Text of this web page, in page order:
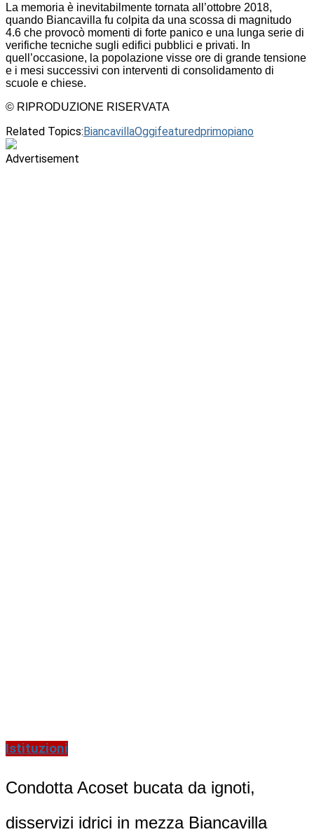
La memoria è inevitabilmente tornata all’ottobre 2018,
quando Biancavilla fu colpita da una scossa di magnitudo
4.6 che provocò momenti di forte panico e una lunga serie di
verifiche tecniche sugli edifici pubblici e privati. In
quell’occasione, la popolazione visse ore di grande tensione
e i mesi successivi con interventi di consolidamento di
scuole e chiese.
© RIPRODUZIONE RISERVATA
Related Topics:BiancavillaOggifeaturedprimopiano
Advertisement
Istituzioni
Condotta Acoset bucata da ignoti,
disservizi idrici in mezza Biancavilla